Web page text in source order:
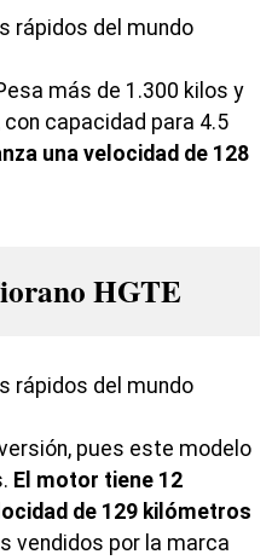
más de 1.300 kilos y
capacidad para 4.5
una velocidad de 128
HGTE
pues este modelo
El motor tiene 12
de 129 kilómetros
vendidos por la marca